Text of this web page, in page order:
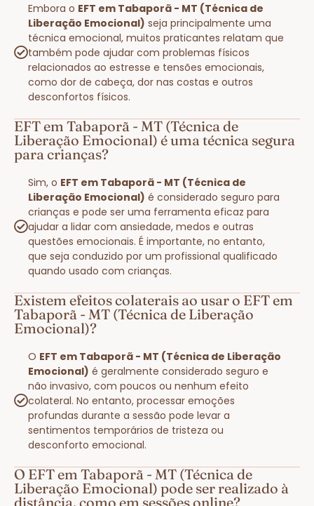
Embora o EFT em Tabaporã - MT (Técnica de
Liberação Emocional) seja principalmente uma
técnica emocional, muitos praticantes relatam que
também pode ajudar com problemas físicos
relacionados ao estresse e tensões emocionais,
como dor de cabeça, dor nas costas e outros
desconfortos físicos.
EFT em Tabaporã - MT (Técnica de
Liberação Emocional) é uma técnica segura
para crianças?
Sim, o EFT em Tabaporã - MT (Técnica de
Liberação Emocional) é considerado seguro para
crianças e pode ser uma ferramenta eficaz para
ajudar a lidar com ansiedade, medos e outras
questões emocionais. É importante, no entanto,
que seja conduzido por um profissional qualificado
quando usado com crianças.
Existem efeitos colaterais ao usar o EFT em
Tabaporã - MT (Técnica de Liberação
Emocional)?
O EFT em Tabaporã - MT (Técnica de Liberação
Emocional) é geralmente considerado seguro e
não invasivo, com poucos ou nenhum efeito
colateral. No entanto, processar emoções
profundas durante a sessão pode levar a
sentimentos temporários de tristeza ou
desconforto emocional.
O EFT em Tabaporã - MT (Técnica de
Liberação Emocional) pode ser realizado à
distância, como em sessões online?